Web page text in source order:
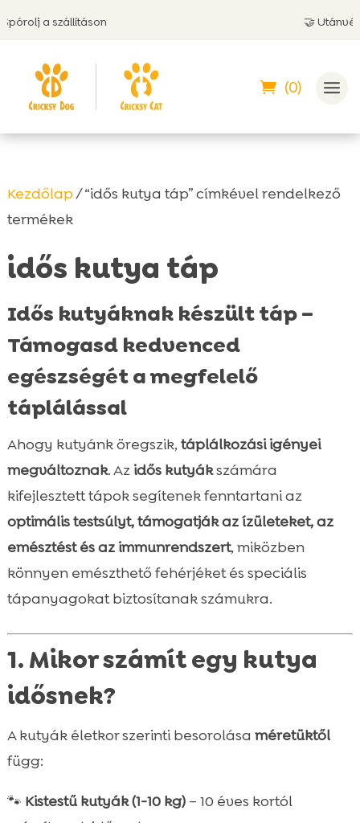
🤝 Utánvéttel is
(0)
Kezdőlap/ “idős kutya táp” címkével rendelkező
termékek
idős kutya táp
Idős kutyáknak készült táp –
Támogasd kedvenced
egészségét a megfelelő
táplálással
Ahogy kutyánk öregszik, táplálkozási igényei
megváltoznak. Az idős kutyákszámára
kifejlesztett tápok segítenek fenntartani az
optimális testsúlyt, támogatják az ízületeket, az
emésztést és az immunrendszert, miközben
könnyen emészthető fehérjéket és speciális
tápanyagokat biztosítanak számukra.
1. Mikor számít egy kutya
idősnek?
A kutyák életkor szerinti besorolása méretüktől
függ:
🐾 Kistestű kutyák (1-10 kg)– 10 éves kortól